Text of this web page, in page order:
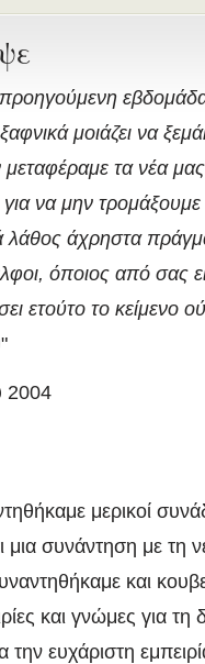
μοιάζει να
μεταφέραμε τα νέα
να μην
λάθος άχρηστα
όποιος από σας
ετούτο το κείμενο
"
2004
μερικοί
συνάντηση με τη
και
και γνώμες για τη
την ευχάριστη
Ενεργά θέματα
συζήτησης
Διδασκαλία της Ελληνικής ως
Δεύτερης/Ξένης Γλώσσας
Λευκωσίας σε συνεργασία με
ΚΕΓ
το πιστοποιητικό επιπέδου Γ2
Νεοελληνικών Σπουδών
περισσότερα